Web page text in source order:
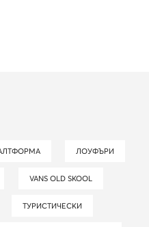
ЛОУФЪРИ
VANS OLD SKOOL
ТУРИСТИЧЕСКИ